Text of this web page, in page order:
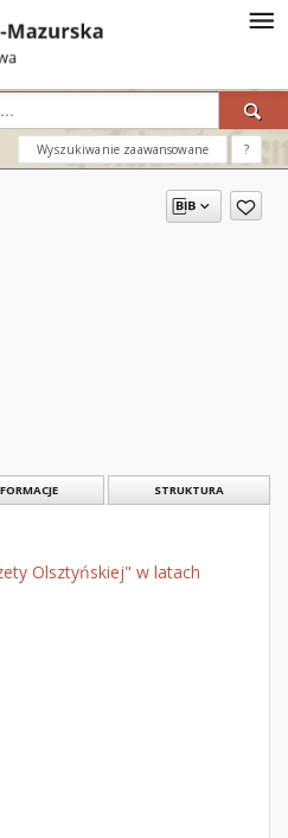
Wyszukiwanie zaawansowane ?
STRUKTURA
Olsztyńskiej" w latach